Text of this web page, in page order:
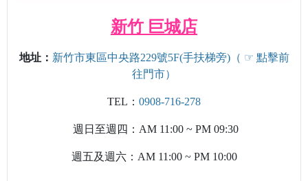
新竹 巨城店
地址： 新竹市東區中央路229號5F(手扶梯旁)（ ☞ 點擊前
往門市）
TEL ： 0908-716-278
週日至週四：AM 11:00 ~ PM 09:30
週五及週六：AM 11:00 ~ PM 10:00